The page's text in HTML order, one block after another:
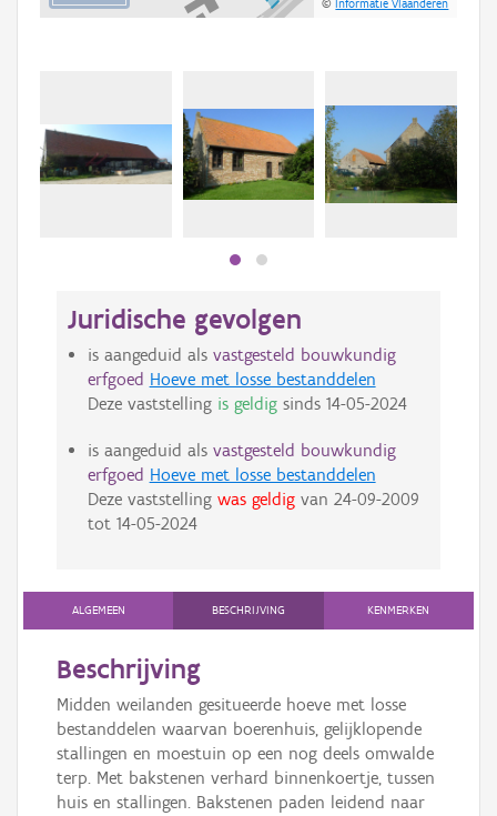
©Informatie Vlaanderen
Juridische gevolgen
is aangeduid als vastgesteld bouwkundig
erfgoed Hoeve met losse bestanddelen
Deze vaststelling is geldigsinds 14-05-2024
is aangeduid als vastgesteld bouwkundig
erfgoed Hoeve met losse bestanddelen
Deze vaststelling was geldigvan 24-09-2009
tot 14-05-2024
ALGEMEEN BESCHRIJVING KENMERKEN
Beschrijving
Midden weilanden gesitueerde hoeve met losse
bestanddelen waarvan boerenhuis, gelijklopende
stallingen en moestuin op een nog deels omwalde
terp. Met bakstenen verhard binnenkoertje, tussen
huis en stallingen. Bakstenen paden leidend naar